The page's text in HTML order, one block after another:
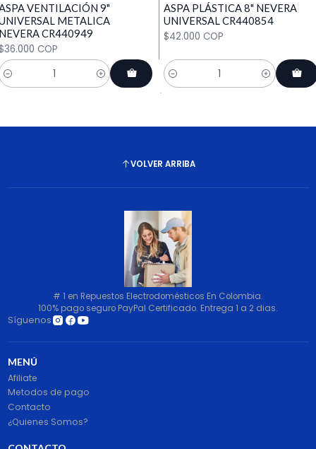
VENTILACIÓN 9"
METALICA
CR440949
COP
ASPA PLÁSTICA 8" NEVERA
UNIVERSAL CR440854
$42.000 COP
Cantidad
VOLVER ARRIBA
# 1 en Repuestos Electrodomésticos En Colombia.
100% pago seguro PayPal Certificado. Entrega 1 a 2 dias.
Síguenos
MENÚ
Afiliate
Metodos de pago
Contacto
¿Quienes Somos?